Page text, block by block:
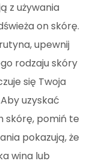
z używania
on skórę.
upewnij
rodzaju skóry
się Twoja
uzyskać
skórę, pomiń te
pokazują, że
wina lub